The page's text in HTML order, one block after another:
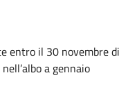
entro il 30 novembre di
a gennaio